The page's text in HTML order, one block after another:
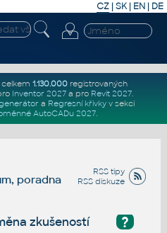
CZ | SK| EN | DE
celkem 1.130.000registrovaných
Inventor 2027a pro Revit 2027.
a Regresní křivkyv sekci
AutoCADu 2027.
RSS tipy
RSS diskuze
poradna
?
zkušeností